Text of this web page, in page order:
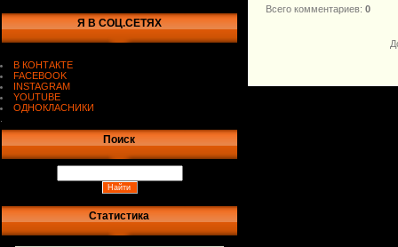
Я В СОЦ.СЕТЯХ
В КОНТАКТЕ
FACEBOOK
INSTAGRAM
YOUTUBE
ОДНОКЛАСНИКИ
Поиск
Статистика
Всего комментариев: 0